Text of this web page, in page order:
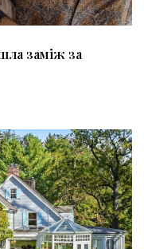
заміж за